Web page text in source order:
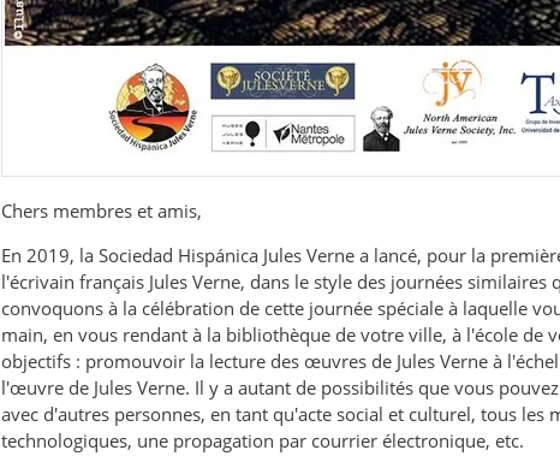
Chers membres et amis,
En 2019, la Sociedad Hispánica Jules Verne a lancé, pour la
l'écrivain français Jules Verne, dans le style des journées
convoquons à la célébration de cette journée spéciale à laquelle
main, en vous rendant à la bibliothèque de votre ville, à l'école
objectifs : promouvoir la lecture des œuvres de Jules Verne à
l'œuvre de Jules Verne. Il y a autant de possibilités que vous
avec d'autres personnes, en tant qu'acte social et culturel, tous
technologiques, une propagation par courrier électronique, etc.